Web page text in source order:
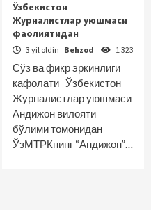
Ўзбекистон
Журналистлар уюшмаси
фаолиятидан
3 yil oldin Behzod 1 323
Сўз ва фикр эркинлиги
кафолати Ўзбекистон
Журналистлар уюшмаси
Андижон вилояти
бўлими томонидан
ЎзМТРКнинг “Андижон”…